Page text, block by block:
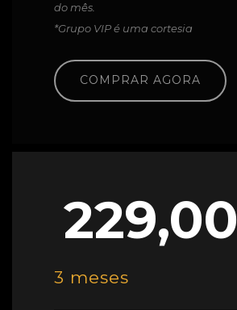
do mês.
*Grupo VIP é uma cortesia
COMPRAR AGORA
229,00
3 meses